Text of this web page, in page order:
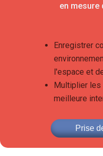
en mesure
Enregistrer
l'espace et
Multiplier les
meilleure
Prise